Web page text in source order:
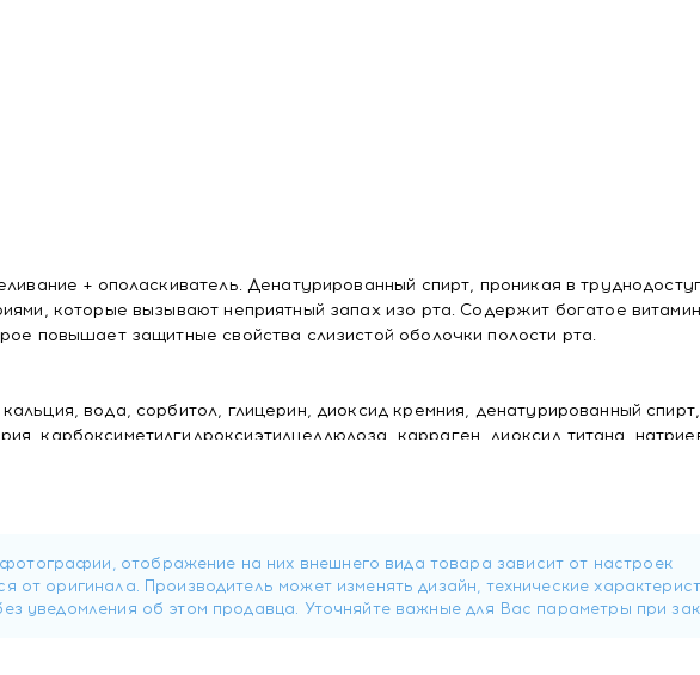
+ ополаскиватель. Денатурированный спирт, проникая в
которые вызывают неприятный запах изо рта. Содержит богатое
повышает защитные свойства слизистой оболочки полости рта.
вода, сорбитол, глицерин, диоксид кремния, денатурированный спирт,
карбоксиметилгидроксиэтилцеллюлоза, карраген, диоксид титана,
(0,1% от общей массы). Не содержит сахара.